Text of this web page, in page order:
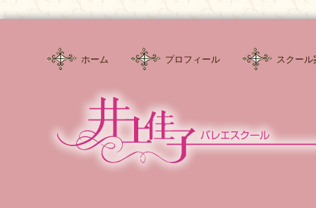
ホーム プロフィール スクール